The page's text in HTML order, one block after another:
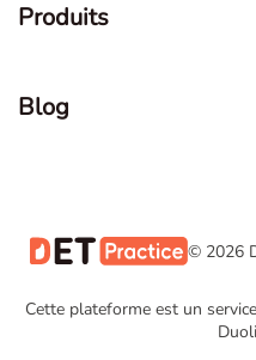
Produits
Blog
© 2026
Cette plateforme est un